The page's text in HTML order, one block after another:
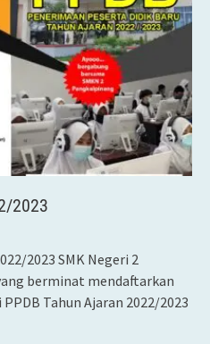
2023
2023 SMK Negeri 2
berminat mendaftarkan
Tahun Ajaran 2022/2023